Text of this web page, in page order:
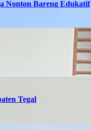
Nonton Bareng Edukatif
Tegal